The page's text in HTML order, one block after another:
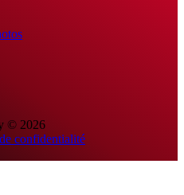
© 2026
confidentialité